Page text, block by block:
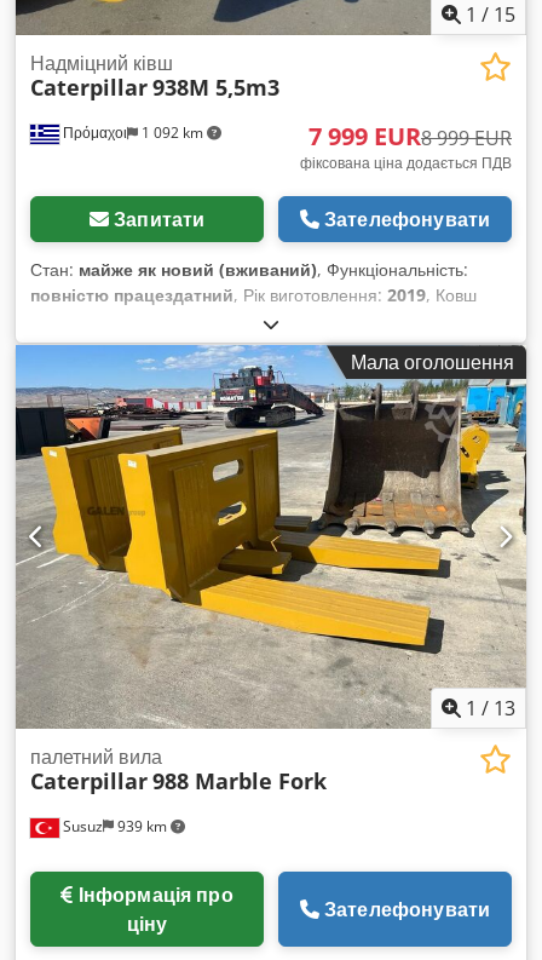
1 / 15
Πρόμαχοι 1 092 km
Надміцний ківш
Caterpillar938M 5,5m3
7 999 EUR8 999 EUR
фіксована ціна додається ПДВ
Запитати Зателефонувати
Стан: майже як новий (вживаний), Функціональність:
повністю працездатний, Рік виготовлення: 2019, Ковш
важкого типу Caterpillar 938M 5,5 м³ Djdpfx Aswa R
Tbjdyekr У відмінному стані
Мала оголошення
1 / 13
Susuz 939 km
палетний вила
Caterpillar988 Marble Fork
ціну
Зателефонувати